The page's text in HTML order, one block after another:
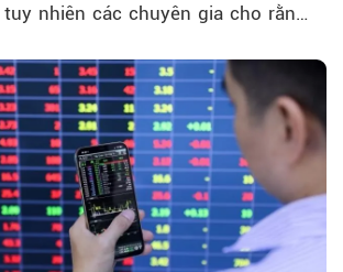
tuy nhiên các chuyên gia cho rằng